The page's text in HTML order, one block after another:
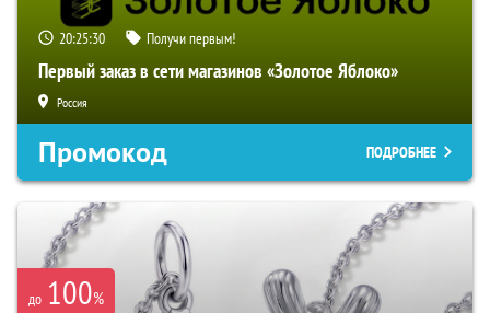
20:25:29 Получи первым!
Первый заказ в сети магазинов «Золотое Яблоко»
Россия
Промокод ПОДРОБНЕЕ
до 100%